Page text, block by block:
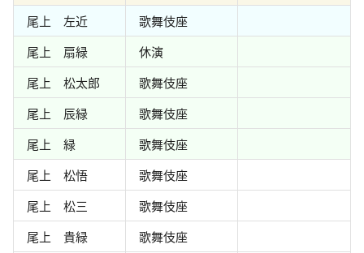
尾上 左近
歌舞伎座
尾上 扇緑
休演
尾上 松太郎
歌舞伎座
尾上 辰緑
歌舞伎座
尾上 緑
歌舞伎座
尾上 松悟
歌舞伎座
尾上 松三
歌舞伎座
尾上 貴緑
歌舞伎座